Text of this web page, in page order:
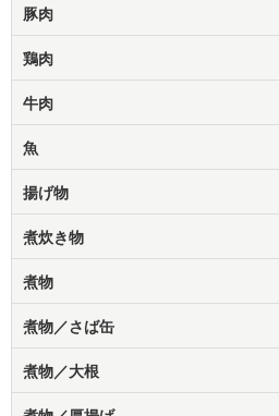
豚肉
鶏肉
牛肉
魚
揚げ物
煮炊き物
煮物
煮物／さば缶
煮物／大根